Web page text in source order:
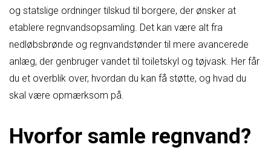
og statslige ordninger tilskud til borgere, der ønsker at
etablere regnvandsopsamling. Det kan være alt fra
nedløbsbrønde og regnvandstønder til mere avancerede
anlæg, der genbruger vandet til toiletskyl og tøjvask. Her får
du et overblik over, hvordan du kan få støtte, og hvad du
skal være opmærksom på.
Hvorfor samle regnvand?